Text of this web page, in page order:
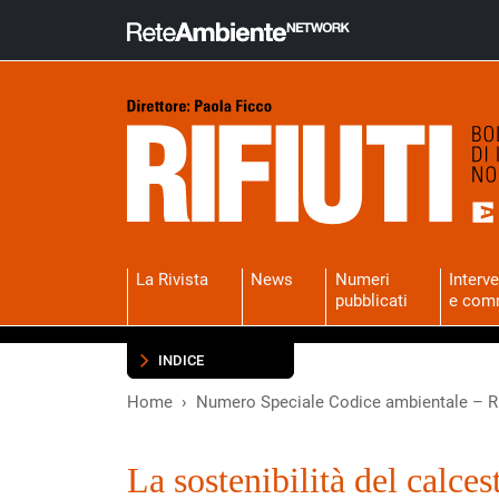
La Rivista News
Numeri
pubblicati
e
INDICE
Home Numero Speciale Codice ambientale –
La sostenibilità del